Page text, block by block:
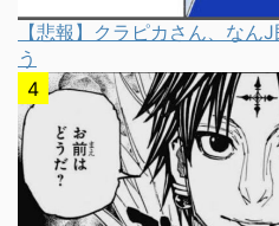
【悲報】クラピカさん、なん
う